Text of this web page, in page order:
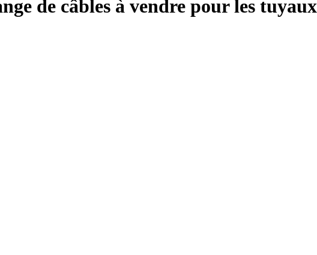
de câbles à vendre pour les